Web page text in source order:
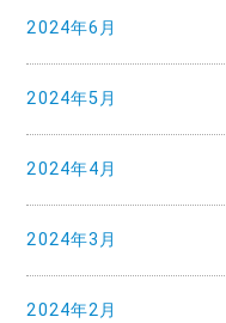
2024年6月
2024年5月
2024年4月
2024年3月
2024年2月